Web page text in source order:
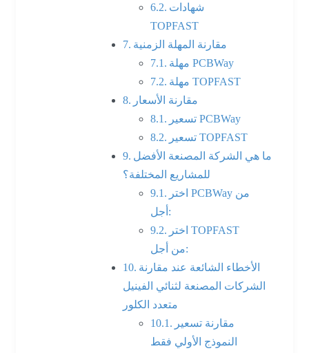
شهادات
TOPFAST
مقارنة المهلة الزمنية
مهلة PCBWay
مهلة TOPFAST
مقارنة الأسعار
تسعير PCBWay
تسعير TOPFAST
ما هي الشركة المصنعة الأفضل
للمشاريع المختلفة؟
اختر PCBWay من
اختر TOPFAST
الأخطاء الشائعة عند مقارنة
الشركات المصنعة لثنائي الفينيل
متعدد الكلور
مقارنة تسعير
النموذج الأولي فقط